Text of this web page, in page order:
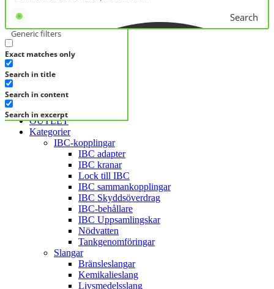
Search
Generic filters
Exact matches only
Search in title
Search in content
Search in excerpt
KATEGORIER
FRÅGA DIREKT
OUTLET
Kategorier
IBC-kopplingar
IBC adapter
IBC kranar
Lock till IBC
IBC sammankopplingar
IBC Skyddsöverdrag
IBC-behållare
IBC Uppsamlingskar
Nödvatten
Tankgenomföringar
Slangar
Bränsleslangar
Kemikalieslang
Livsmedelsslang